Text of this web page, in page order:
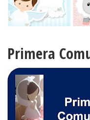
Primera